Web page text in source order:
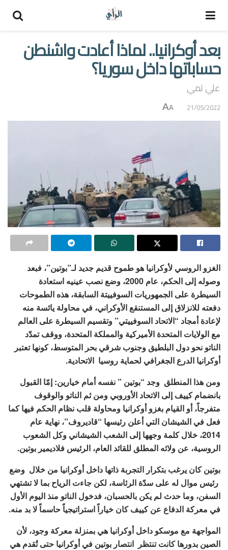
بعد أوكرانيا.. لماذا أعادت واشنطن
حساباتها داخل سوريا؟
علي تمي
21/05/2022
A
A
الغزو الروسي لأوكرانيا هو طموح قديم جديد لـ”بوتين”، فبعد
وصوله إلى الحكم، عام 2000، وضع نصب عينيه استعادة
السيطرة على الجمهوريات السوفييتة السابقة، هذه الطموحات
دفعته للانزلاق إلى المستنقع الأوكراني، في محاولة يائسة منه
لإعادة أمجاد “الاتحاد السوفييتي” وتقسيم السيطرة على العالم
مع الولايات المتحدة الأميركية والمملكة المتحدة، ووقف تمدّد
الناتو نحو دول البلطيق وجنوب شرقي بحر المتوسط، كونها تعتبر
أوكرانيا الدرع الجغرافي لحماية روسيا الاتحادية.
ومن هذا المنطلق وجد “بوتين ” نفسه أمام خيارين: إمّا القبول
بانضمام كييف إلى الاتحاد الأوروبي ومن ثم الناتو والوقوف
متفرجاً، أو القيام بغزو أوكرانيا ومحاولة قلب نظام الحكم فيها كما
فعل في الشيشان التي أعلن رئيسها “قاديروف”، نهاية عام
2014، خلال كلمة وجهها إلى الشعب الشيشاني وكل الشعوب
الروسية، عن ولائه المطلق للقائد العام، الرئيس فلاديمير بوتين.
بوتين كان يرغب بتكرار التجربة ذاتها داخل أوكرانيا من خلال وضع
رئيس موال له على سدّة الرئاسة، لكن جاءت الرياح بما لا تشتهي
السفن، وما حدث لم يكن بالحسبان، فدخول الناتو منذ اليوم الأول
في معركة الدفاع عن كييف كان خياراً استراتيجياً حاسماً لا بد منه.
المواجهة مع موسكو داخل أوكرانيا هي بمنزلة معركة وجود، لأن
الصين بدورها كانت تنتظر انتصار بوتين في أوكرانيا حتى تُقدم هي